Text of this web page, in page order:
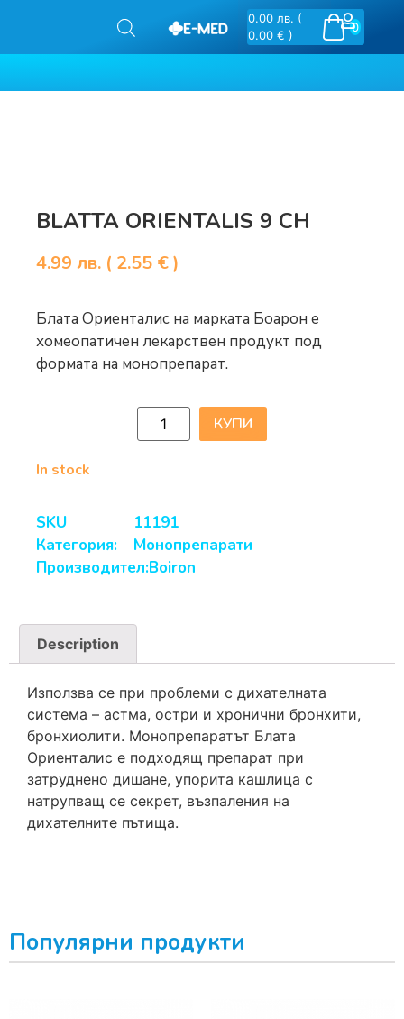
0
0.00 лв. (
0.00 € )
BLATTA ORIENTALIS 9 CH
4.99 лв. ( 2.55 € )
Блата Ориенталис на марката Боарон е
хомеопатичен лекарствен продукт под
формата на монопрепарат.
КУПИ
In stock
SKU
11191
Категория:
Монопрепарати
Производител:Boiron
Description
Използва се при проблеми с дихателната
система – астма, остри и хронични бронхити,
бронхиолити. Монопрепаратът Блата
Ориенталис е подходящ препарат при
затруднено дишане, упорита кашлица с
натрупващ се секрет, възпаления на
дихателните пътища.
Популярни продукти